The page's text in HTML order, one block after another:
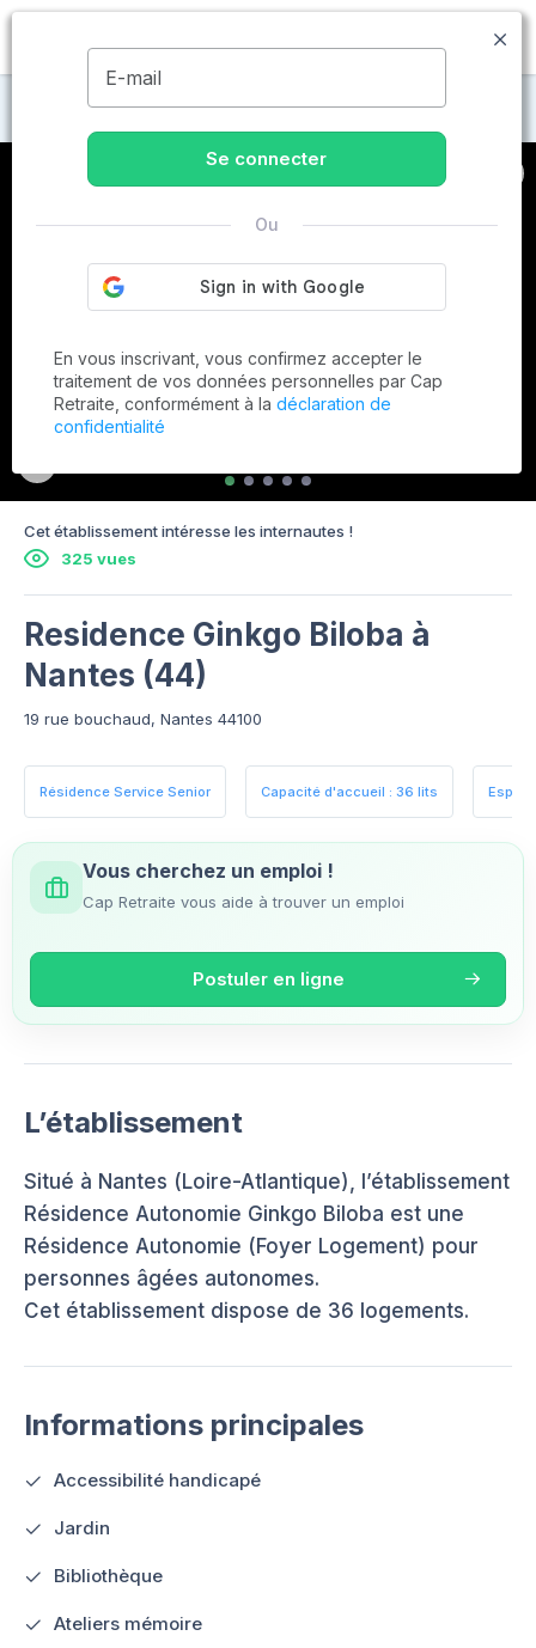
MENU
Maisons de retraite à Nantes
Cet établissement intéresse les internautes !
325 vues
Residence Ginkgo Biloba à
Nantes (44)
19 rue bouchaud, Nantes 44100
Résidence Service Senior Capacité d'accueil : 36 lits
Vous cherchez un emploi !
Cap Retraite vous aide à trouver un emploi
Postuler en ligne
L’établissement
Situé à Nantes (Loire-Atlantique), l’établissement
Résidence Autonomie Ginkgo Biloba est une
Résidence Autonomie (Foyer Logement) pour
personnes âgées autonomes.
Cet établissement dispose de 36 logements.
Informations principales
Accessibilité handicapé
Jardin
Bibliothèque
Ateliers mémoire
E-mail
Se connecter
Ou
En vous inscrivant, vous confirmez accepter le
traitement de vos données personnelles par Cap
Retraite, conformément à la déclaration de
confidentialité